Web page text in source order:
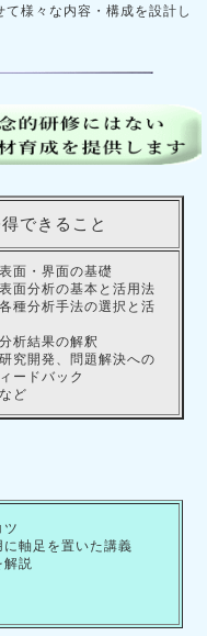
様々な内容・構成を設計し
できること
表面・界面の基礎
表面分析の基本と活用法
各種分析手法の選択と活
分析結果の解釈
研究開発、問題解決への
ードバック
ど
ツ
軸足を置いた講義
解説